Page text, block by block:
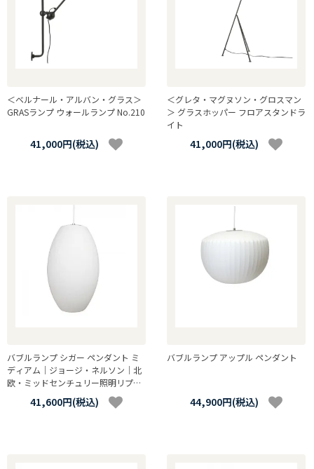
＜ベルナール・アルバン・グラス＞
GRASランプ ウォールランプ No.210
41,000円(税込)
＜グレタ・マグヌソン・グロスマン
＞ グラスホッパー フロアスタンドラ
イト
41,000円(税込)
バブルランプ シガー ペンダント ミ
ディアム｜ジョージ・ネルソン｜北
欧・ミッドセンチュリー照明リプロ
41,600円(税込)
バブルランプ アップル ペンダント
44,900円(税込)